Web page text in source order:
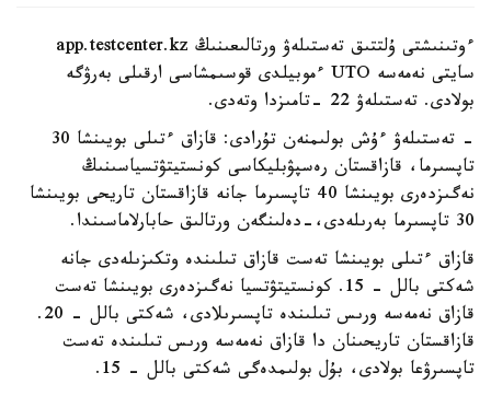
ءوتىنىشتى ۇلتتىق تەستىلەۋ ورتالىعىنىڭ app.testcenter.kz
سايتى نەمەسە UTO ءموبيلدى قوسىمشاسى ارقىلى بەرۋگە
بولادى. تەستىلەۋ 22 -تامىزدا وتەدى.
- تەستىلەۋ ءۇش بولىمنەن تۇرادى: قازاق ءتىلى بويىنشا 30
تاپسىرما، قازاقستان رەسپۋبليكاسى كونستيتۋتسياسىنىڭ
نەگىزدەرى بويىنشا 40 تاپسىرما جانە قازاقستان تاريحى بويىنشا
30 تاپسىرما بەرىلەدى،-دەلىنگەن ورتالىق حابارلاماسىندا.
قازاق ءتىلى بويىنشا تەست قازاق تىلىندە وتكىزىلەدى جانە
شەكتى بالل - 15. كونستيتۋتسيا نەگىزدەرى بويىنشا تەست
قازاق نەمەسە ورىس تىلىندە تاپسىرىلادى، شەكتى بالل - 20.
قازاقستان تاريحىنان دا قازاق نەمەسە ورىس تىلىندە تەست
تاپسىرۋعا بولادى، بۇل بولىمدەگى شەكتى بالل - 15.